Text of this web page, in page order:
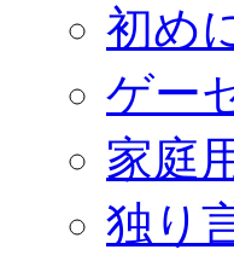
初め
ゲー
家庭
独り